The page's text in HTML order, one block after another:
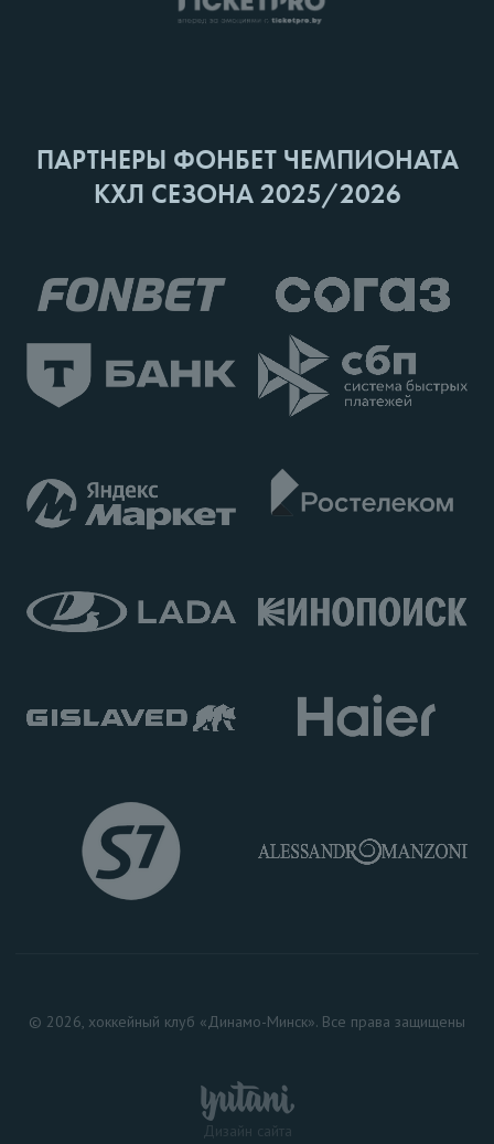
ПАРТНЕРЫ ФОНБЕТ ЧЕМПИОНАТА
КХЛ СЕЗОНА 2025/2026
© 2026, хоккейный клуб «Динамо-Минск». Все права защищены
Дизайн сайта